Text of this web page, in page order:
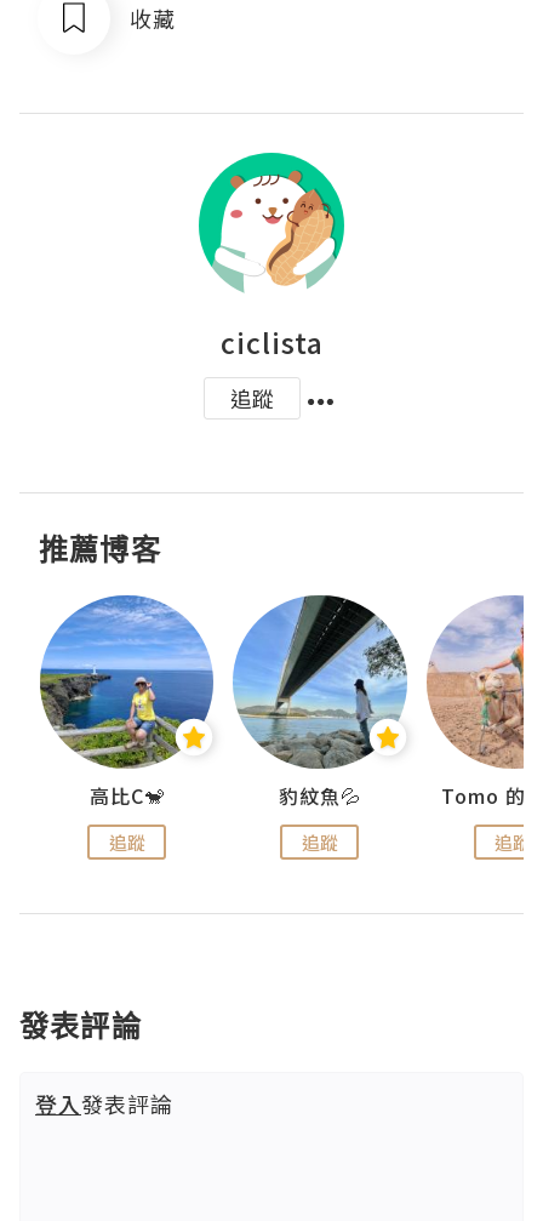
收藏
ciclista
追蹤
推薦博客
高比C🐒
追蹤
豹紋魚💦
追蹤 追蹤
發表評論
登入發表評論